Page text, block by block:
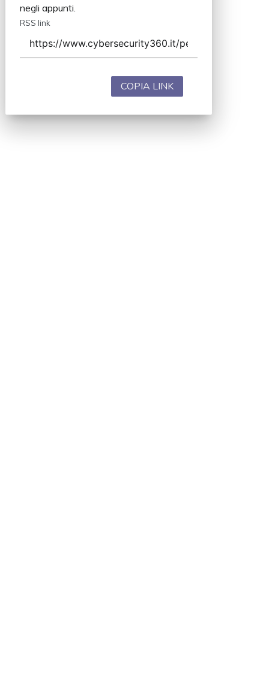
negli appunti.
RSS link
COPIA LINK